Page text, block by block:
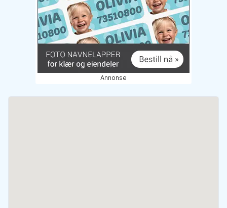
Annonse